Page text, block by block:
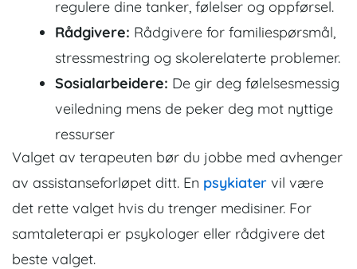
regulere dine tanker, følelser og oppførsel.
Rådgivere: Rådgivere for familiespørsmål,
stressmestring og skolerelaterte problemer.
Sosialarbeidere: De gir deg følelsesmessig
veiledning mens de peker deg mot nyttige
ressurser
Valget av terapeuten bør du jobbe med avhenger
av assistanseforløpet ditt. En psykiater vil være
det rette valget hvis du trenger medisiner. For
samtaleterapi er psykologer eller rådgivere det
beste valget.